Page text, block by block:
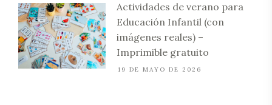
Actividades de verano para
Educación Infantil (con
imágenes reales) –
Imprimible gratuito
19 DE MAYO DE 2026